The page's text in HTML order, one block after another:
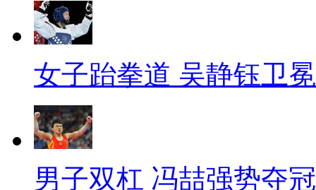
女子跆拳道 吴静钰卫冕
男子双杠 冯喆强势夺冠